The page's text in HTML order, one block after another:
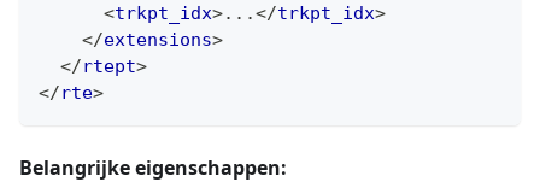
<trkpt_idx>...</trkpt_idx>
</extensions>
</rtept>
</rte>
Belangrijke eigenschappen: